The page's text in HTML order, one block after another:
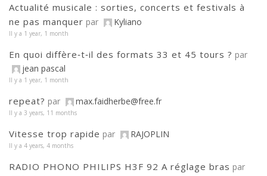
Actualité musicale : sorties, concerts et festivals à
ne pas manquer par Kyliano
Il y a 1 year, 1 month
En quoi diffère‑t‑il des formats 33 et 45 tours ? par
jean pascal
Il y a 1 year, 1 month
repeat? par max.faidherbe@free.fr
Il y a 3 years, 11 months
Vitesse trop rapide par RAJOPLIN
Il y a 4 years, 4 months
RADIO PHONO PHILIPS H3F 92 A réglage bras par